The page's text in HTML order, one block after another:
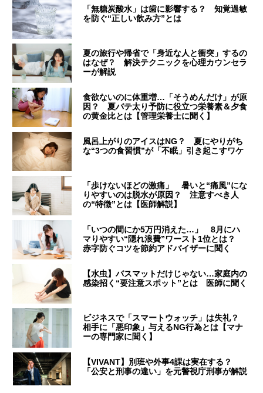
「無糖炭酸水」は歯に影響する？ 知覚過敏
を防ぐ“正しい飲み方”とは
夏の旅行や帰省で「身近な人と衝突」するの
はなぜ？ 解決テクニックを心理カウンセラ
ーが解説
食欲ないのに体重増…「そうめんだけ」が原
因？ 夏バテ太り予防に役立つ栄養素＆夕食
の黄金比とは【管理栄養士に聞く】
風呂上がりのアイスはNG？ 夏にやりがち
な“3つの食習慣”が「不眠」引き起こすワケ
「歩けないほどの激痛」 暑いと“痛風”にな
りやすいのは脱水が原因？ 注意すべき人
の“特徴”とは【医師解説】
「いつの間にか5万円消えた…」 8月にハ
マりやすい“隠れ浪費”ワースト1位とは？
赤字防ぐコツを節約アドバイザーに聞く
【水虫】バスマットだけじゃない…家庭内の
感染招く“要注意スポット”とは 医師に聞く
ビジネスで「スマートウォッチ」は失礼？
相手に「悪印象」与えるNG行為とは【マナ
ーの専門家に聞く】
【VIVANT】別班や外事4課は実在する？
「公安と刑事の違い」を元警視庁刑事が解説